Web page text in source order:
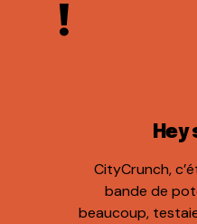
!
Hey
CityCrunch,
bande de
beaucoup,